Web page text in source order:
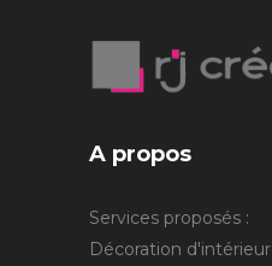
A propos
Services proposés :
Décoration d'intérieur